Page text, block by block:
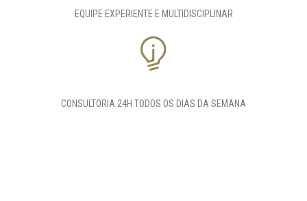
EQUIPE EXPERIENTE E MULTIDISCIPLINAR
CONSULTORIA 24H TODOS OS DIAS DA SEMANA